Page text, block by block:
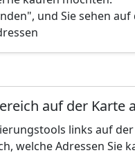
und Sie sehen
auf der Karte
links auf
welche Adressen Sie